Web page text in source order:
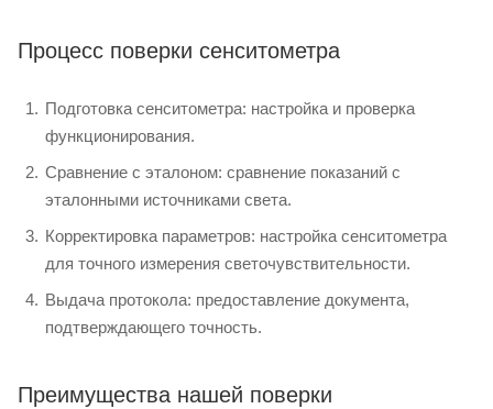
Процесс поверки сенситометра
Подготовка сенситометра: настройка и проверка
функционирования.
Сравнение с эталоном: сравнение показаний с
эталонными источниками света.
Корректировка параметров: настройка сенситометра
для точного измерения светочувствительности.
Выдача протокола: предоставление документа,
подтверждающего точность.
Преимущества нашей поверки